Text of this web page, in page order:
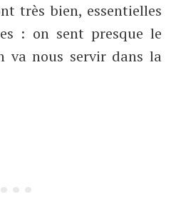
très bien, essentielles
: on sent presque le
va nous servir dans la